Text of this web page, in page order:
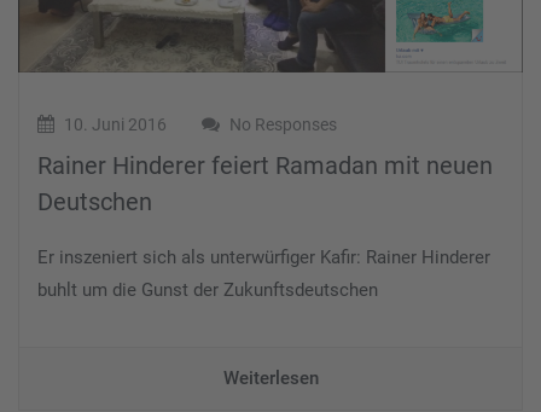
10. Juni 2016 No Responses
Rainer Hinderer feiert Ramadan mit neuen
Deutschen
Er inszeniert sich als unterwürfiger Kafir: Rainer Hinderer
buhlt um die Gunst der Zukunftsdeutschen
Weiterlesen